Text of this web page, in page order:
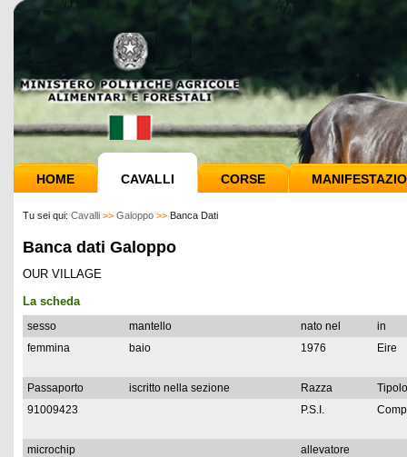
HOME CAVALLI CORSE
Tu sei qui: Cavalli >> Galoppo >> Banca Dati
Banca dati Galoppo
OUR VILLAGE
La scheda
sesso mantello nato nel
in
femmina
baio 1976 Eire
Passaporto iscritto nella sezione Razza
91009423
P.S.I.
microchip allevatore